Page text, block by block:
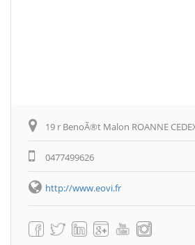
19 r BenoÃ®t Malon ROANNE
0477499626
http://www.eovi.fr